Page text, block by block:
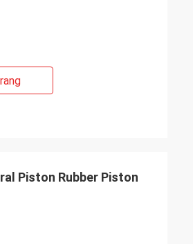
Piston Rubber Piston